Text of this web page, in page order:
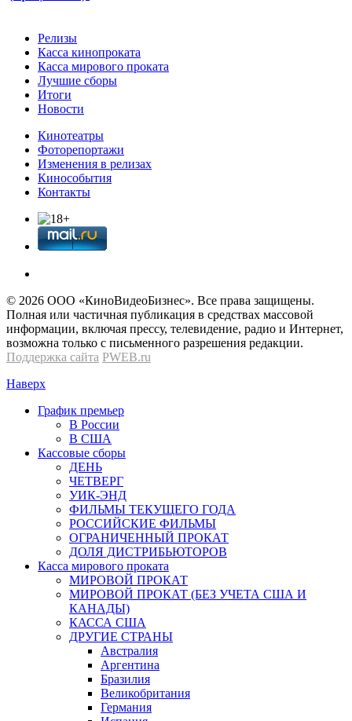
Релизы
Касса кинопроката
Касса мирового проката
Лучшие сборы
Итоги
Новости
Кинотеатры
Фоторепортажи
Изменения в релизах
Кинособытия
Контакты
© 2026 OOО «КиноВидеоБизнес». Все права защищены.
Полная или частичная публикация в средствах массовой
информации, включая прессу, телевидение, радио и Интернет,
возможна только с письменного разрешения редакции.
Поддержка сайта PWEB.ru
Наверх
График премьер
В России
В США
Кассовые сборы
ДЕНЬ
ЧЕТВЕРГ
УИК-ЭНД
ФИЛЬМЫ ТЕКУЩЕГО ГОДА
РОССИЙСКИЕ ФИЛЬМЫ
ОГРАНИЧЕННЫЙ ПРОКАТ
ДОЛЯ ДИСТРИБЬЮТОРОВ
Касса мирового проката
МИРОВОЙ ПРОКАТ
МИРОВОЙ ПРОКАТ (БЕЗ УЧЕТА США И
КАНАДЫ)
КАССА США
ДРУГИЕ СТРАНЫ
Австралия
Аргентина
Бразилия
Великобритания
Германия